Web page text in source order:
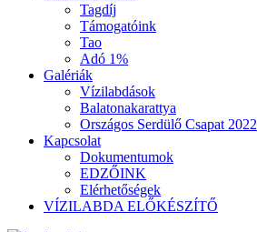
Tagdíj
Támogatóink
Tao
Adó 1%
Galériák
Vízilabdások
Balatonakarattya
Országos Serdülő Csapat 2022
Kapcsolat
Dokumentumok
EDZŐINK
Elérhetőségek
VÍZILABDA ELŐKÉSZÍTŐ